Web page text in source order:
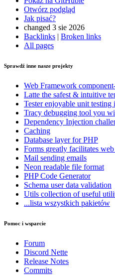
Otwórz podgląd
Jak pisać?
changed 3 sie 2026
Backlinks | Broken links
All pages
Sprawdź inne nasze projekty
Web Framework
Latte the safest & intuitive
Testerenjoyable unit testing
Tracy debugging tool you
Dependency Injection
Caching
Database layer for PHP
Forms greatly facilitates
Mail sending emails
Neon readable file format
PHP Code Generator
Schema user data validation
Utils collection of useful
...lista wszystkich pakietów
Pomoc i wsparcie
Forum
Discord Nette
Release Notes
Commits